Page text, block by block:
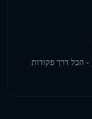
הרץ שאילתות, עדכן אפשרויות, נהל post meta - הכל דרך פקודות